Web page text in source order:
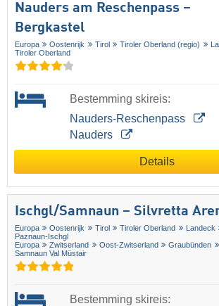
Nauders am Reschenpass –
Bergkastel
Europa Oostenrijk Tirol Tiroler Oberland (regio)
Tiroler Oberland
Bestemming skireis:
Nauders-Reschenpass
Nauders
Details
Ischgl/​Samnaun – Silvretta
Europa Oostenrijk Tirol Tiroler Oberland
Landeck
Paznaun-Ischgl
Europa
Zwitserland Oost-Zwitserland Graubünden
Samnaun Val Müstair
Bestemming skireis: